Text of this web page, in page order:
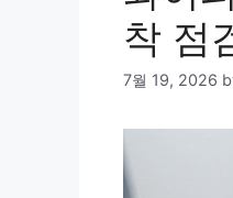
착 점
7월 19, 2026